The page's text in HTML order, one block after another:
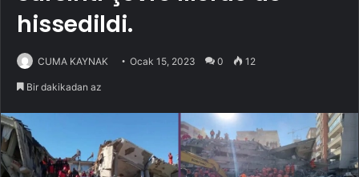
hissedildi.
CUMA KAYNAK Ocak 15, 2023 0 12
Bir dakikadan az